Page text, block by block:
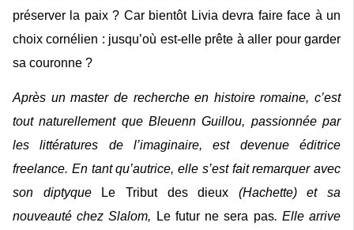
préserver la paix ? Car bientôt Livia devra faire face à un
choix cornélien : jusqu’où est-elle prête à aller pour garder
sa couronne ?
Après un master de recherche en histoire romaine, c’est
tout naturellement que Bleuenn Guillou, passionnée par
les littératures de l’imaginaire, est devenue éditrice
freelance. En tant qu’autrice, elle s’est fait remarquer avec
son diptyque
Le Tribut des dieux (Hachette) et sa
nouveauté chez Slalom,
Le futur ne sera pas. Elle arrive